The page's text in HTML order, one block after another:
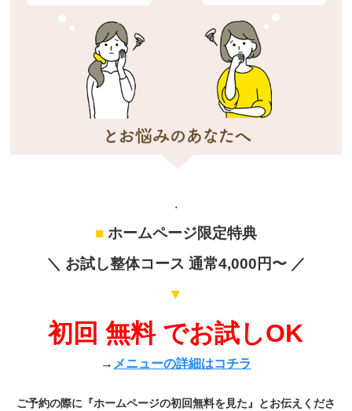
.
■ホームページ限定特典
＼ お試し整体コース 通常4,000円〜 ／
▼
初回 無料 でお試しOK
→ メニューの詳細はコチラ
ご予約の際に『ホームページの初回無料を見た』とお伝えくださ